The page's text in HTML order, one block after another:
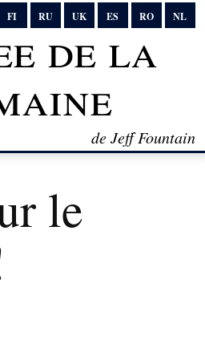
FI RU UK ES RO NL
de la
de Jeff Fountain
le